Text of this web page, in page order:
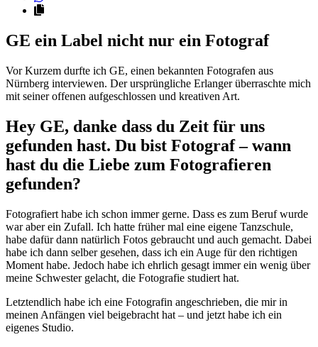
GE ein Label nicht nur ein Fotograf
Vor Kurzem durfte ich GE, einen bekannten Fotografen aus
Nürnberg interviewen. Der ursprüngliche Erlanger überraschte mich
mit seiner offenen aufgeschlossen und kreativen Art.
Hey GE, danke dass du Zeit für uns
gefunden hast. Du bist Fotograf – wann
hast du die Liebe zum Fotografieren
gefunden?
Fotografiert habe ich schon immer gerne. Dass es zum Beruf wurde
war aber ein Zufall. Ich hatte früher mal eine eigene Tanzschule,
habe dafür dann natürlich Fotos gebraucht und auch gemacht. Dabei
habe ich dann selber gesehen, dass ich ein Auge für den richtigen
Moment habe. Jedoch habe ich ehrlich gesagt immer ein wenig über
meine Schwester gelacht, die Fotografie studiert hat.
Letztendlich habe ich eine Fotografin angeschrieben, die mir in
meinen Anfängen viel beigebracht hat – und jetzt habe ich ein
eigenes Studio.